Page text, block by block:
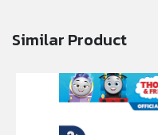
สินค้าอาจมีการเปลี่ยนแ
ของผลิตภัณฑ์ที่แสดงบน
การตั้งค่าการแสดงผล
Similar Product